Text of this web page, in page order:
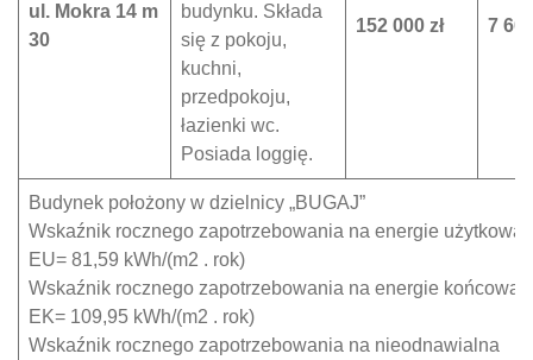
ul. Mokra 14 m
30
budynku. Składa
się z pokoju,
kuchni,
przedpokoju,
łazienki wc.
Posiada loggię.
152 000 zł 7
Budynek położony w dzielnicy „BUGAJ”
Wskaźnik rocznego zapotrzebowania na energie użytkową
EU= 81,59 kWh/(m2 . rok)
Wskaźnik rocznego zapotrzebowania na energie końcową
EK= 109,95 kWh/(m2 . rok)
Wskaźnik rocznego zapotrzebowania na nieodnawialna